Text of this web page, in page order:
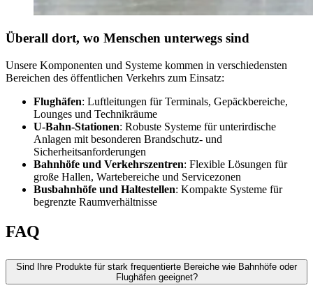
Überall dort, wo Menschen unterwegs sind
Unsere Komponenten und Systeme kommen in verschiedensten
Bereichen des öffentlichen Verkehrs zum Einsatz:
Flughäfen: Luftleitungen für Terminals, Gepäckbereiche,
Lounges und Technikräume
U-Bahn-Stationen: Robuste Systeme für unterirdische
Anlagen mit besonderen Brandschutz- und
Sicherheitsanforderungen
Bahnhöfe und Verkehrszentren: Flexible Lösungen für
große Hallen, Wartebereiche und Servicezonen
Busbahnhöfe und Haltestellen: Kompakte Systeme für
begrenzte Raumverhältnisse
FAQ
Sind Ihre Produkte für stark frequentierte Bereiche wie Bahnhöfe oder
Flughäfen geeignet?